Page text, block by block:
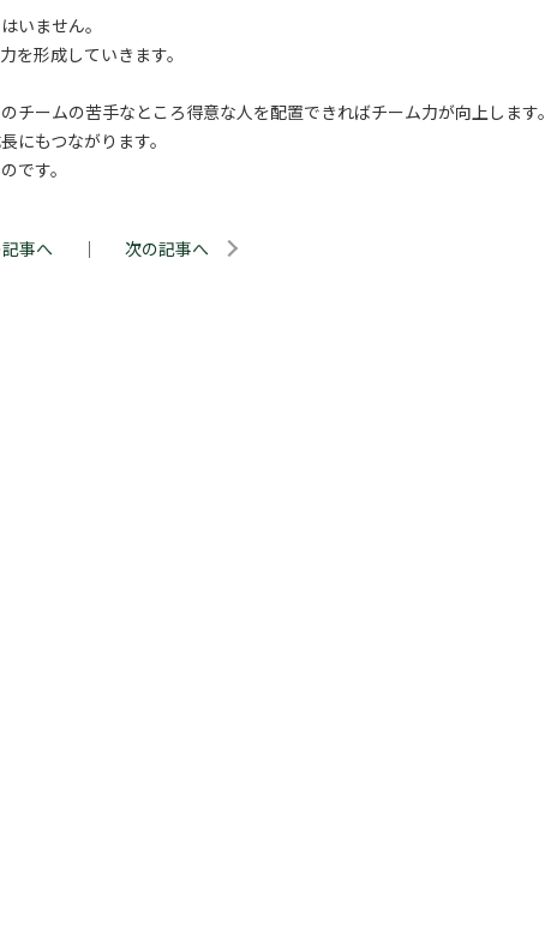
いません。
を形成していきます。
ームの苦手なところ得意な人を配置できればチーム力が向上します。
にもつながります。
です。
事へ ｜ 次の記事へ